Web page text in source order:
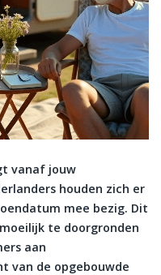
vanaf jouw
houden zich er
mee bezig. Dit
te doorgronden
aan
van de opgebouwde